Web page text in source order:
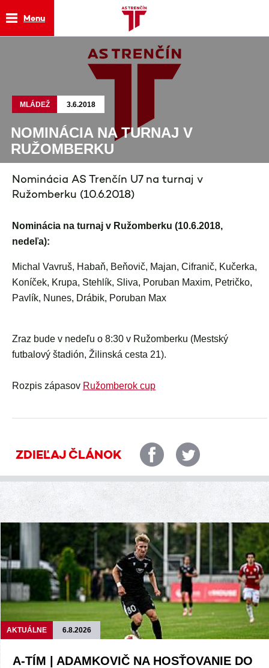
Menu
MLÁDEŽ 3.6.2018
NOMINÁCIA NA TURNAJ V
RUŽOMBERKU
Nominácia AS Trenčín U7 na turnaj v
Ružomberku (10.6.2018)
Nominácia na turnaj v Ružomberku (10.6.2018,
nedeľa):
Michal Vavruš, Habaň, Beňovič, Majan, Cifranič, Kučerka,
Koníček, Krupa, Stehlík, Sliva, Poruban Maxim, Petričko,
Pavlík, Nunes, Drábik, Poruban Max
Zraz bude v nedeľu o 8:30 v Ružomberku (Mestský
futbalový štadión, Žilinská cesta 21).
Rozpis zápasov Ružomberok cup
ZDIEĽAJ ČLÁNOK
AKTUÁLNE 6.8.2026
A-TÍM | ADAMKOVIČ NA HOSŤOVANIE DO